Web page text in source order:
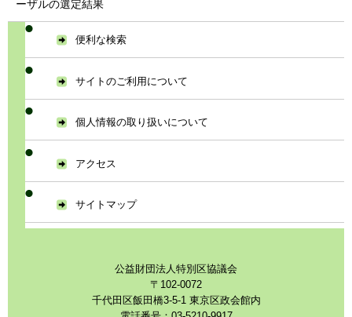
ーザルの選定結果
便利な検索
サイトのご利用について
個人情報の取り扱いについて
アクセス
サイトマップ
公益財団法人特別区協議会
〒102-0072
千代田区飯田橋3-5-1 東京区政会館内